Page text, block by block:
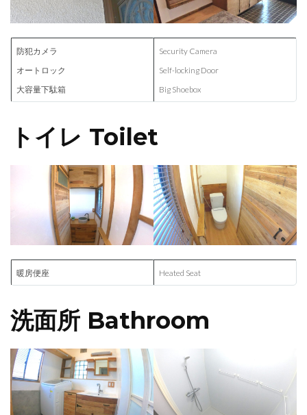
防犯カメラ
オートロック
大容量下駄箱
Security Camera
Self-locking Door
Big Shoebox
トイレ Toilet
暖房便座 Heated Seat
洗面所 Bathroom